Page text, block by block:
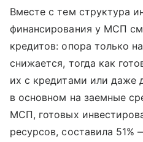
Вместе с тем структура
финансирования у МСП
кредитов: опора только
снижается, тогда как
их с кредитами или даже
в основном на заемные
МСП, готовых
ресурсов, составила 51%